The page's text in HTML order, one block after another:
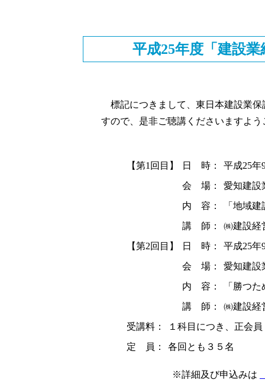
平成25年度「建設
標記につきまして、東日本建設業保
すので、是非ご聴講くださいますよ
【第1回目】 日 時：
平成25年
会 場：
愛知建
内 容：
「地域
講 師：
㈱建設
【第2回目】
日 時：
平成25年
会 場：
愛知建
内 容：
「勝つ
講 師：
㈱建設
受講料：
１科目につき、正会
定 員：
各回とも３５名
※詳細及び申込みは